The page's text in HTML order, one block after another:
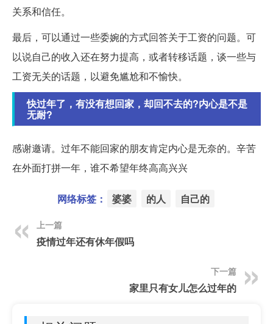
关系和信任。
最后，可以通过一些委婉的方式回答关于工资的问题。可
以说自己的收入还在努力提高，或者转移话题，谈一些与
工资无关的话题，以避免尴尬和不愉快。
快过年了，有没有想回家，却回不去的?内心是不是
无耐?
感谢邀请。过年不能回家的朋友肯定内心是无奈的。辛苦
在外面打拼一年，谁不希望年终高高兴兴
网络标签： 婆婆 的人 自己的
上一篇
疫情过年还有休年假吗
下一篇
家里只有女儿怎么过年的